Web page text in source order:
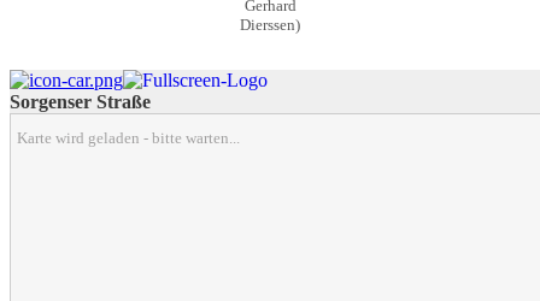
Gerhard
Dierssen)
Sorgenser Straße
Karte wird geladen - bitte warten...